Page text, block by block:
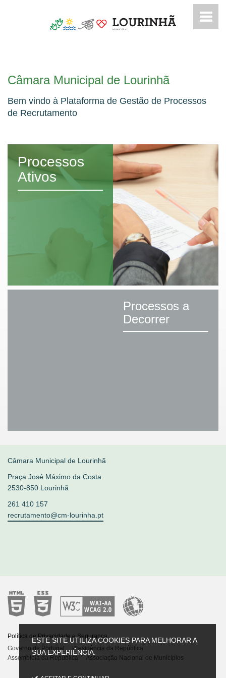
Câmara Municipal de Lourinhã
Bem vindo à Plataforma de Gestão de Processos
de Recrutamento
Processos
Ativos
Processos a
Decorrer
Câmara Municipal de Lourinhã
Praça José Máximo da Costa
2530-850 Lourinhã
261 410 157
recrutamento@cm-lourinha.pt
Política de Privacidade e Segurança
Governo de Portugal
Presidência da República
Assembleia da República
Associação Nacional de Municípios